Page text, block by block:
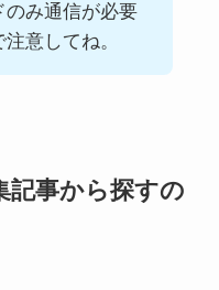
のみ通信が必要
意してね。
記事から探すの